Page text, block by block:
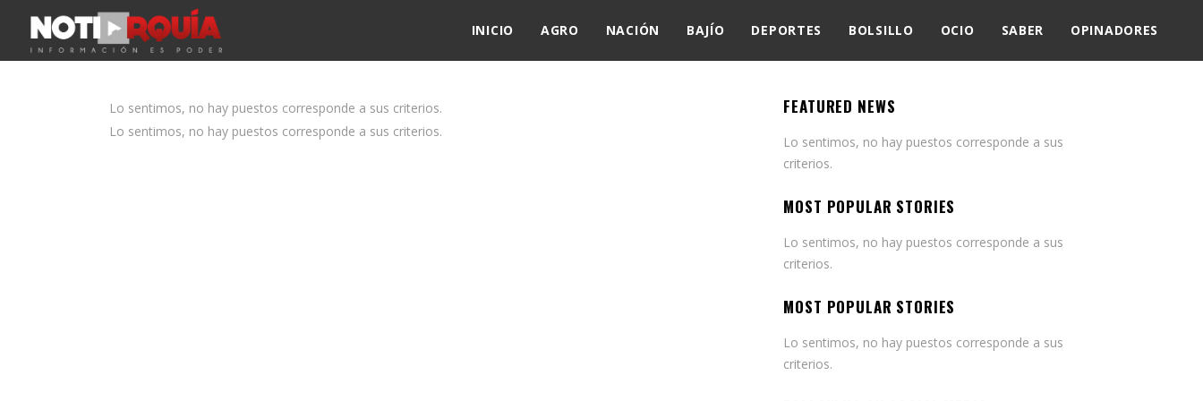
INICIO AGRO NACIÓN BAJÍO DEPORTES BOLSILLO OCIO SABER OPINADORES
Lo sentimos, no hay puestos corresponde a sus criterios.
Lo sentimos, no hay puestos corresponde a sus criterios.
FEATURED NEWS
Lo sentimos, no hay puestos corresponde a sus
criterios.
MOST POPULAR STORIES
Lo sentimos, no hay puestos corresponde a sus
criterios.
MOST POPULAR STORIES
Lo sentimos, no hay puestos corresponde a sus
criterios.